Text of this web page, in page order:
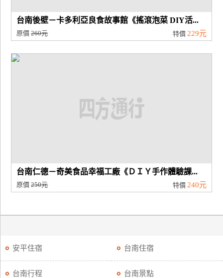
台南後壁－卡多利亞良食故事館《搖滾泡菜 DIY活...
原價260元 特價 229元
台南仁德－奇美食品幸福工廠《ＤＩＹ手作體驗課...
原價250元 特價 240元
安平住宿 台南住宿
台南行程 台南景點